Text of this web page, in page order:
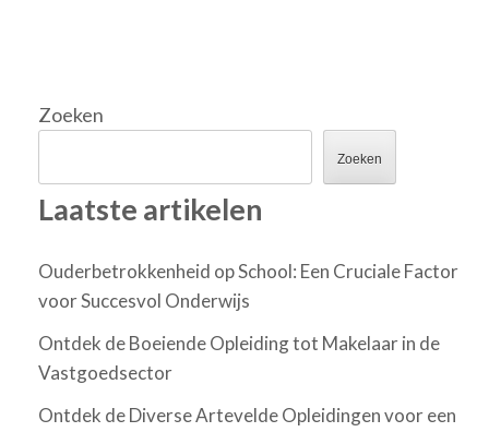
Zoeken
Zoeken
Laatste artikelen
Ouderbetrokkenheid op School: Een Cruciale Factor
voor Succesvol Onderwijs
Ontdek de Boeiende Opleiding tot Makelaar in de
Vastgoedsector
Ontdek de Diverse Artevelde Opleidingen voor een